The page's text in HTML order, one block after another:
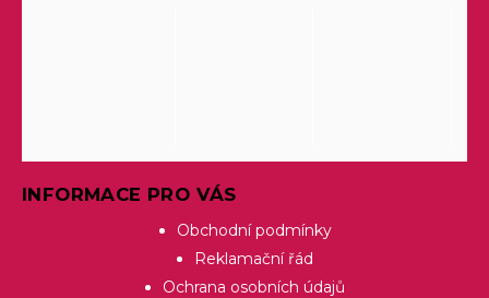
INFORMACE PRO VÁS
Obchodní podmínky
Reklamační řád
Ochrana osobních údajů